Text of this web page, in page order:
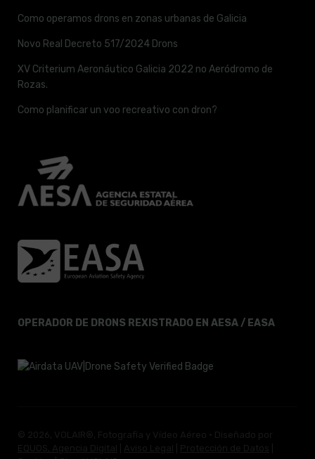
Como operamos drons en zonas urbanas de Galicia
Novo Real Decreto 517/2024 Drons
XV Criterium Aeronáutico Galicia 2022 no Aeródromo de
Rozas.
Como planificar un voo recreativo con dron?
OPERADOR DE DRONS REXISTRADO EN AESA / EASA